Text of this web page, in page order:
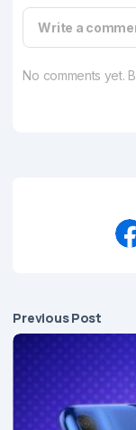
Write a
No comments yet.
Previous Post